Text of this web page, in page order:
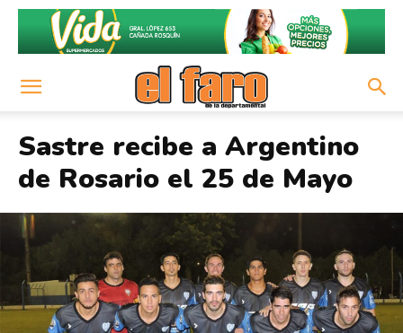
Sastre recibe a Argentino
de Rosario el 25 de Mayo